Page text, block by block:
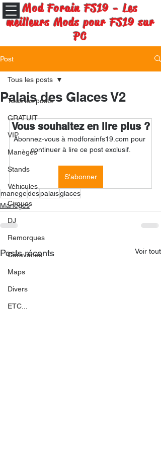
Mod Forain FS19 - Les
meilleurs Mods pour FS19 sur
PC
Post
Tous les posts
GRATUIT
VIP
Manèges
Stands
Véhicules
Cirques
DJ
Remorques
Caravanes
Maps
Divers
ETC...
Tous les posts
Palais des Glaces V2
Vous souhaitez en lire plus ?
Abonnez-vous à modforainfs19.com pour
continuer à lire ce post exclusif.
S'abonner
manegedespalaisglaces
Manèges
Posts récents Voir tout